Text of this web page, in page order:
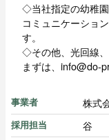
◇当社指定の幼稚
コミュニケーショ
す。
◇その他、光回線、
まずは、info@do-
事業者 株式
採用担当 谷